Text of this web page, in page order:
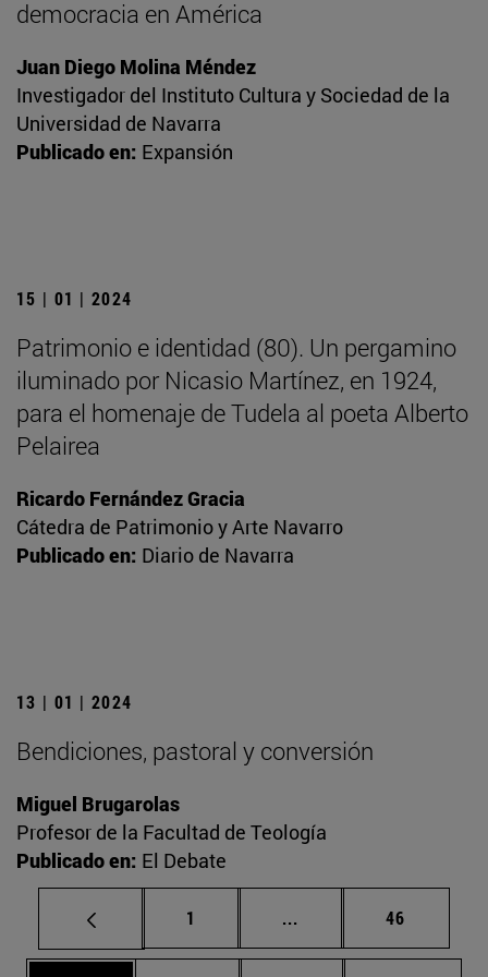
democracia en América
Juan Diego Molina Méndez
Investigador del Instituto Cultura y Sociedad de la
Universidad de Navarra
Publicado en: Expansión
15 | 01 | 2024
Patrimonio e identidad (80). Un pergamino
iluminado por Nicasio Martínez, en 1924,
para el homenaje de Tudela al poeta Alberto
Pelairea
Ricardo Fernández Gracia
Cátedra de Patrimonio y Arte Navarro
Publicado en: Diario de Navarra
13 | 01 | 2024
Bendiciones, pastoral y conversión
Miguel Brugarolas
Profesor de la Facultad de Teología
Publicado en: El Debate
Página
1 ... Páginas intermedias
Página
46